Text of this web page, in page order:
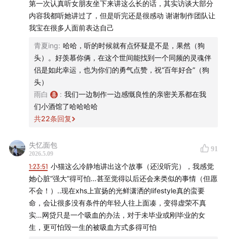
E176 对话袁长庚：别让命运轻易得逞，你要活成这个世
E180 你一生的财富
E221 对话张潇雨：生活太重要，以至于不能太认真
E225 和丰泽聊聊：在俄罗斯种地这一年，以及我们这代
人的「农村」
E227 疲惫经济学：为什么技术进步了，我们却更累了？
E232 对话严艺家：我们和我们内心的资本主义
🌐 知行小酒馆公告牌
📊 中国大类资产投资 2025 年报
第一次认真听女朋友坐下来讲这么长的话，其实访谈大部分
内容我都听她讲过了，但是听完还是很感动 谢谢制作团队让
我宝在很多人面前表达自己
青夏ing: 哈哈，听的时候就有点怀疑是不是，果然（狗
头）。好羡慕你俩，在这个世间能找到一个同频的灵魂伴
侣是如此幸运，也为你们的勇气点赞，祝“百年好合”（狗
头）
雨白
: 我们一边制作一边感慨良性的亲密关系都在我
们小酒馆了哈哈哈哈
共22条回复
失忆面包
2026.5.09
91
1:23:51 小猫这么冷静地讲出这个故事（还没听完），我感觉
她心脏“强大”得可怕…甚至觉得以后还会来类似的事情（但愿
不会！）..现在xhs上宣扬的光鲜潇洒的lifestyle真的蛮要
命，会让很多没有条件的年轻人往上面凑，变得虚荣不真
实…网贷只是一个吸血的办法，对于未毕业或刚毕业的女
生，更可怕毁一生的被吸血方式多得可怕